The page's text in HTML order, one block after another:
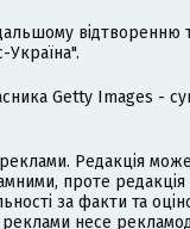
відтворенню
Getty Images -
Редакція
проте редакція
за факти та
реклами несе